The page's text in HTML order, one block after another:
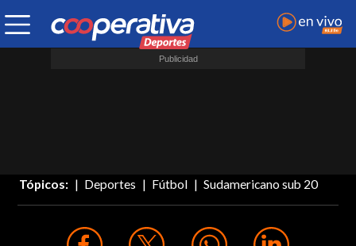
Tópicos: Deportes Fútbol Sudamericano sub 20